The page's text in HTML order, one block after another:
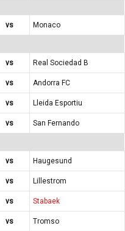
vs Monaco
vs
Real Sociedad B
vs
Andorra FC
vs
Lleida Esportiu
vs San Fernando
vs
Haugesund
vs
Lillestrom
vs
Stabaek
vs
Tromso